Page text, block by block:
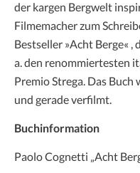
der kargen Bergwelt
Filmemacher zum
Bestseller »Acht Berge«
a. den renommiertesten
Premio Strega. Das
und gerade verfilmt.
Buchinformation
Paolo Cognetti „Acht